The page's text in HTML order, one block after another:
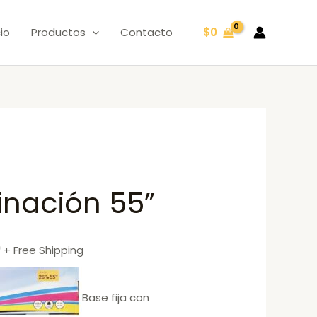
Productos Contacto $0
55”
+ Free Shipping
Base fija con